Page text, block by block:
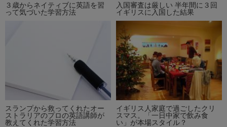
３歳からネイティブに英語を習
って気づいた学習方法
入国審査は厳しい 半年間に３回
イギリスに入国した結果
スランプから救ってくれたオー
ストラリアのプロの英語講師が
教えてくれた学習方法
イギリス人家庭で過ごしたクリ
スマス。「一日中家で飲み食
い」が本場スタイル？